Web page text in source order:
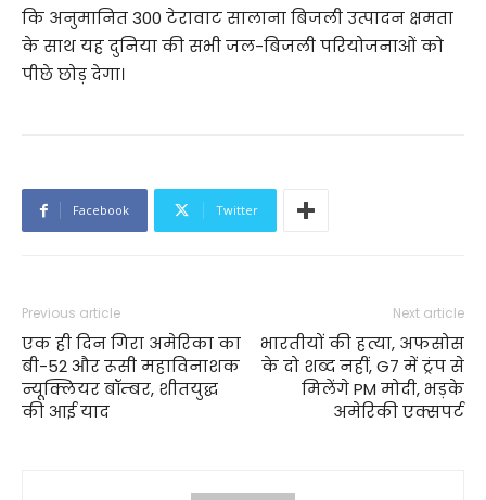
कि अनुमानित 300 टेरावाट सालाना बिजली उत्पादन क्षमता
के साथ यह दुनिया की सभी जल-बिजली परियोजनाओं को
पीछे छोड़ देगा।
Facebook Twitter
Previous article
एक ही दिन गिरा अमेरिका का
बी-52 और रूसी महाविनाशक
न्यूक्लियर बॉम्बर, शीतयुद्ध
की आई याद
Next article
भारतीयों की हत्या, अफसोस
के दो शब्द नहीं, G7 में ट्रंप से
मिलेंगे PM मोदी, भड़के
अमेरिकी एक्‍सपर्ट